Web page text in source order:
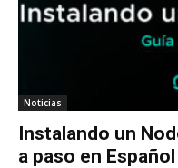
Noticias
Instalando un
a paso en Español